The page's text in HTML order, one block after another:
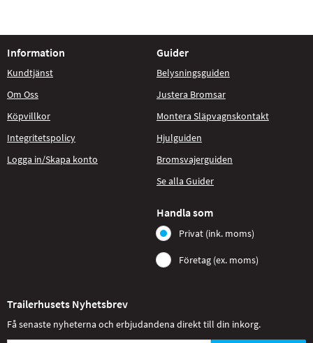
Information
Kundtjänst
Om Oss
Köpvillkor
Integritetspolicy
Logga in/Skapa konto
Guider
Belysningsguiden
Justera Bromsar
Montera Släpvagnskontakt
Hjulguiden
Bromsvajerguiden
Se alla Guider
Handla som
Privat (ink. moms)
Företag (ex. moms)
Trailerhusets Nyhetsbrev
Få senaste nyheterna och erbjudandena direkt till din inkorg.